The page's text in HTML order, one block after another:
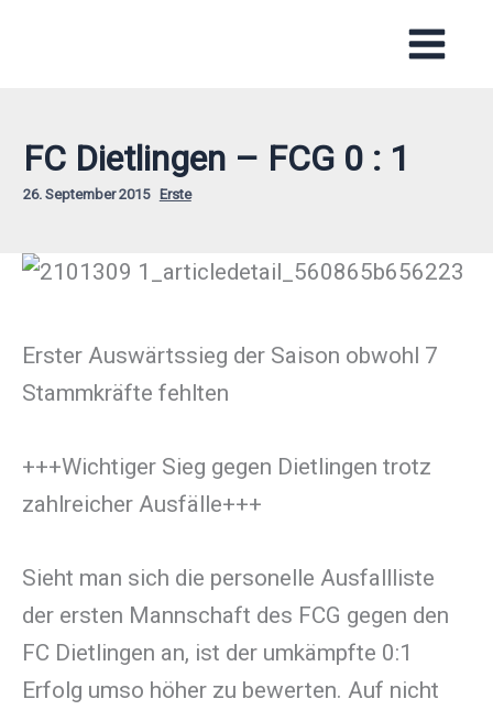
FC Dietlingen – FCG 0 : 1
26. September 2015 Erste
Erster Auswärtssieg der Saison obwohl 7
Stammkräfte fehlten
+++Wichtiger Sieg gegen Dietlingen trotz
zahlreicher Ausfälle+++
Sieht man sich die personelle Ausfallliste
der ersten Mannschaft des FCG gegen den
FC Dietlingen an, ist der umkämpfte 0:1
Erfolg umso höher zu bewerten. Auf nicht